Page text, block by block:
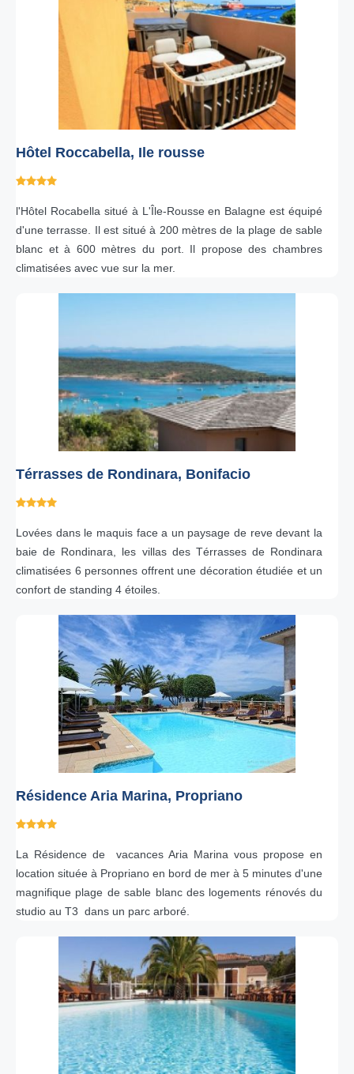
Hôtel Roccabella, Ile rousse
l'Hôtel Rocabella situé à L'Île-Rousse en Balagne est équipé
d'une terrasse. Il est situé à 200 mètres de la plage de sable
blanc et à 600 mètres du port. Il propose des chambres
climatisées avec vue sur la mer.
Térrasses de Rondinara, Bonifacio
Lovées dans le maquis face a un paysage de reve devant la
baie de Rondinara, les villas des Térrasses de Rondinara
climatisées 6 personnes offrent une décoration étudiée et un
confort de standing 4 étoiles.
Résidence Aria Marina, Propriano
La Résidence de vacances Aria Marina vous propose en
location située à Propriano en bord de mer à 5 minutes d'une
magnifique plage de sable blanc des logements rénovés du
studio au T3 dans un parc arboré.